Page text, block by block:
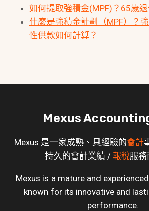
如何提取強積金(MPF)？65歲
什麼是強積金計劃（MPF）？
性供款如何計算？
Mexus
Mexus 是一家成熟、具經驗的會計
持久的會計業績 / 報稅服務
Mexus is a mature and
known for its innovative and
performance.